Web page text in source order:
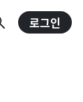
로그인